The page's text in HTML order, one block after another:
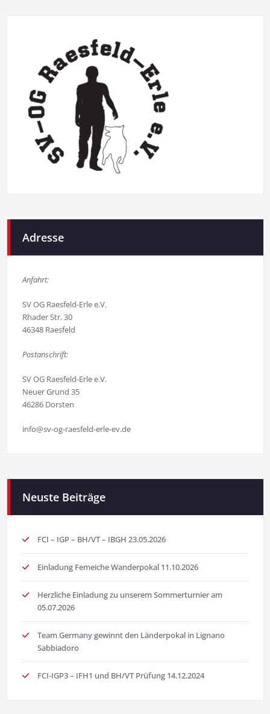
Adresse
Anfahrt:
SV OG Raesfeld-Erle e.V.
Rhader Str. 30
46348 Raesfeld
Postanschrift:
SV OG Raesfeld-Erle e.V.
Neuer Grund 35
46286 Dorsten
info@sv-og-raesfeld-erle-ev.de
Neuste Beiträge
FCI – IGP – BH/VT – IBGH 23.05.2026
Einladung Femeiche Wanderpokal 11.10.2026
Herzliche Einladung zu unserem Sommerturnier am
05.07.2026
Team Germany gewinnt den Länderpokal in Lignano
Sabbiadoro
FCI-IGP3 – IFH1 und BH/VT Prüfung 14.12.2024